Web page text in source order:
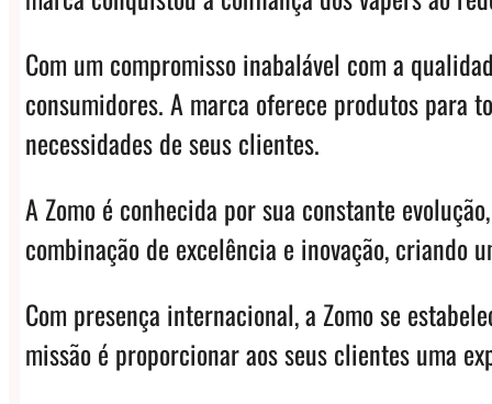
Com um compromisso inabalável com a
consumidores. A marca oferece produtos para
necessidades de seus clientes.
A Zomo é conhecida por sua constante
combinação de excelência e inovação, criando
Com presença internacional, a Zomo se
missão é proporcionar aos seus clientes uma